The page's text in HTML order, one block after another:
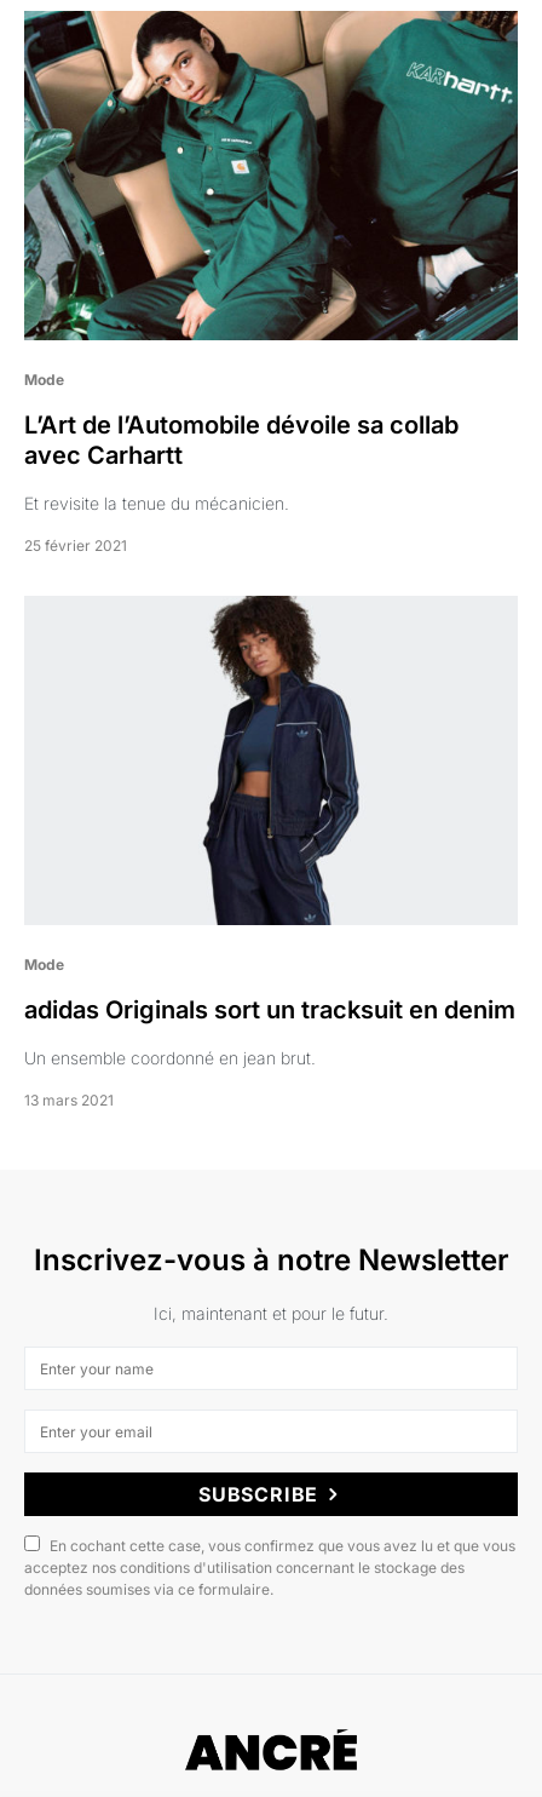
Mode
L’Art de l’Automobile dévoile sa collab
avec Carhartt
Et revisite la tenue du mécanicien.
25 février 2021
Mode
adidas Originals sort un tracksuit en denim
Un ensemble coordonné en jean brut.
13 mars 2021
Inscrivez-vous à notre Newsletter
Ici, maintenant et pour le futur.
SUBSCRIBE
En cochant cette case, vous confirmez que vous avez lu et que vous
acceptez nos conditions d'utilisation concernant le stockage des
données soumises via ce formulaire.